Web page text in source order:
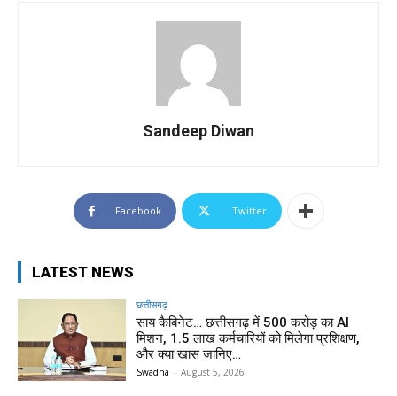
Sandeep Diwan
Facebook Twitter
LATEST NEWS
छत्तीसगढ़
साय कैबिनेट… छत्तीसगढ़ में 500 करोड़ का AI
मिशन, 1.5 लाख कर्मचारियों को मिलेगा प्रशिक्षण,
और क्या खास जानिए…
Swadha - August 5, 2026